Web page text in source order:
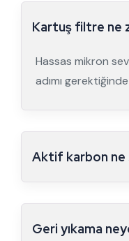
Kartuş filtre ne
Hassas mikron
adımı
Aktif karbon ne
Geri yıkama